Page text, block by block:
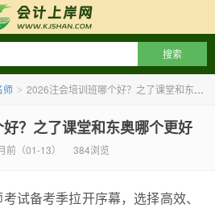
师 > 2026注会培训班哪个好？之了课堂和东奥哪个更好
？之了课堂和东奥哪个更好
前（01-13） 384浏览
试备考季拉开序幕，选择高效、